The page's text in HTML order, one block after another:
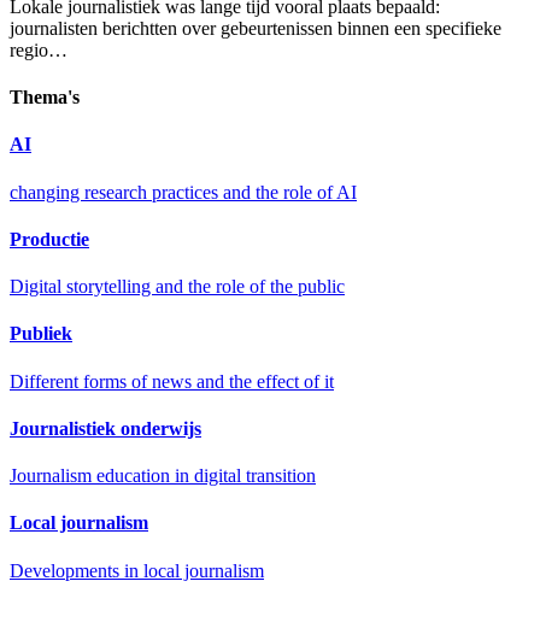
Lokale journalistiek was lange tijd vooral plaats bepaald:
journalisten berichtten over gebeurtenissen binnen een specifieke
regio…
Thema's
AI
changing research practices and the role of AI
Productie
Digital storytelling and the role of the public
Publiek
Different forms of news and the effect of it
Journalistiek onderwijs
Journalism education in digital transition
Local journalism
Developments in local journalism